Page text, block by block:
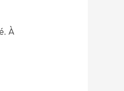
À